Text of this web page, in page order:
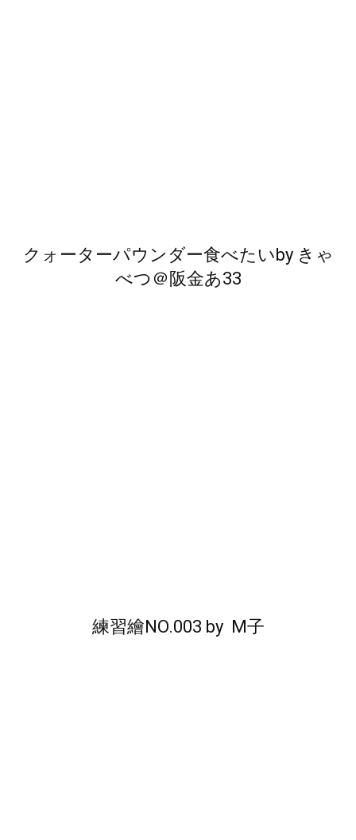
クォーターパウンダー食べたいbyきゃ
べつ＠阪金あ33
練習繪NO.003 byM子